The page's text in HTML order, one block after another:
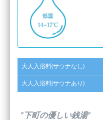
大人入浴料(サウナなし)
大人入浴料(サウナあり)
”下町の優しい銭湯”